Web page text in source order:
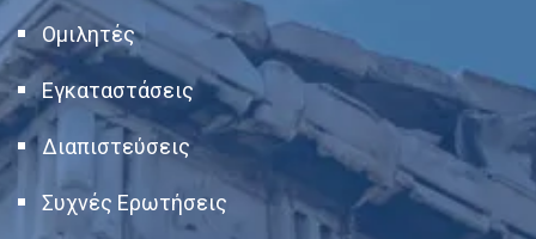
Ομιλητές
Εγκαταστάσεις
Διαπιστεύσεις
Συχνές Ερωτήσεις